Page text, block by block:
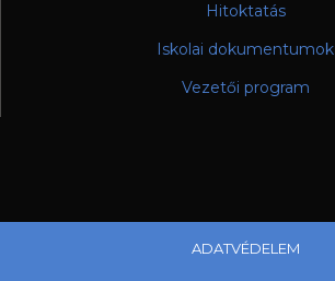
Hitoktatás
Iskolai dokumentumok
Vezetői program
ADATVÉDELEM